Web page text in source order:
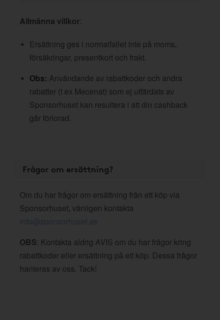
Allmänna villkor:
Ersättning ges i normalfallet inte på moms,
försäkringar, presentkort och frakt.
Obs: Användande av rabattkoder och andra
rabatter (t ex Mecenat) som ej utfärdats av
Sponsorhuset kan resultera i att din cashback
går förlorad.
Frågor om ersättning?
Om du har frågor om ersättning från ett köp via
Sponsorhuset, vänligen kontakta
info@sponsorhuset.se
OBS: Kontakta aldrig AVIS om du har frågor kring
rabattkoder eller ersättning på ett köp. Dessa frågor
hanteras av oss. Tack!